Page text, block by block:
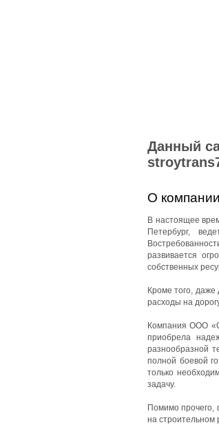
Данный
О
В настоящее
Петербург,
развивается
собственных
Кроме того,
расходы на
Компания ООО
приобрела
разнообразной
полной боевой
только
задачу.
Помимо прочего,
на строительном